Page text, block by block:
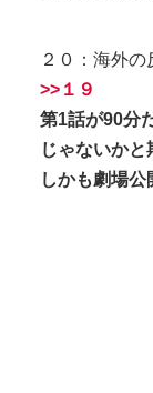
２０：海外の
>>１９
第1話が90分
じゃないかと
しかも劇場公